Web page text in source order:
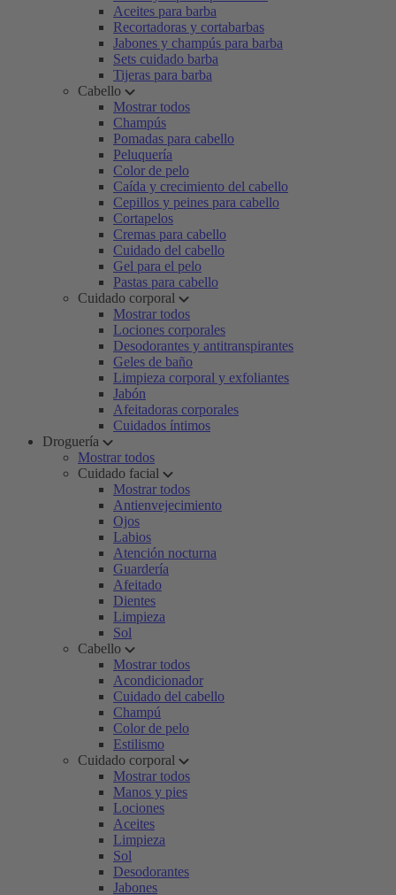
Aceites para barba
Recortadoras y cortabarbas
Jabones y champús para barba
Sets cuidado barba
Tijeras para barba
Cabello
Mostrar todos
Champús
Pomadas para cabello
Peluquería
Color de pelo
Caída y crecimiento del cabello
Cepillos y peines para cabello
Cortapelos
Cremas para cabello
Cuidado del cabello
Gel para el pelo
Pastas para cabello
Cuidado corporal
Mostrar todos
Lociones corporales
Desodorantes y antitranspirantes
Geles de baño
Limpieza corporal y exfoliantes
Jabón
Afeitadoras corporales
Cuidados íntimos
Droguería
Mostrar todos
Cuidado facial
Mostrar todos
Antienvejecimiento
Ojos
Labios
Atención nocturna
Guardería
Afeitado
Dientes
Limpieza
Sol
Cabello
Mostrar todos
Acondicionador
Cuidado del cabello
Champú
Color de pelo
Estilismo
Cuidado corporal
Mostrar todos
Manos y pies
Lociones
Aceites
Limpieza
Sol
Desodorantes
Jabones